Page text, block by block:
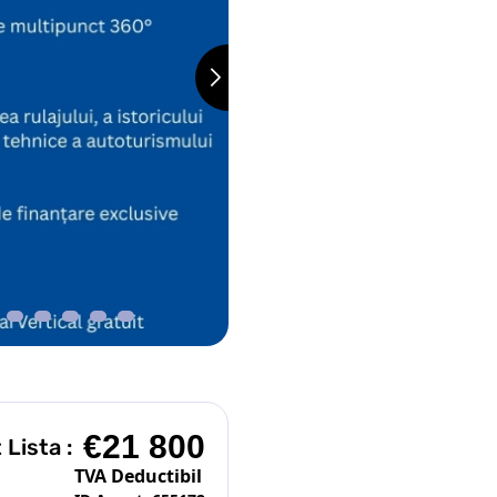
Lista : €21 800
TVA Deductibil